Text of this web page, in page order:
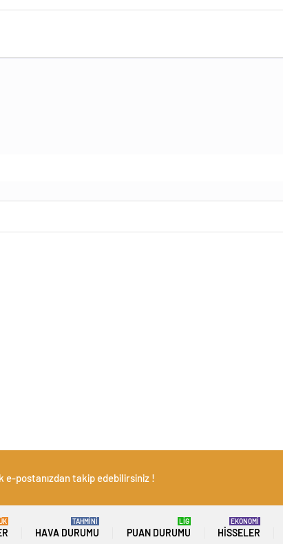
e-postanızdan takip edebilirsiniz !
HAVA DURUMU
TAHMİNİ
PUAN DURUMU
LİG
HISSELER
EKONOMİ